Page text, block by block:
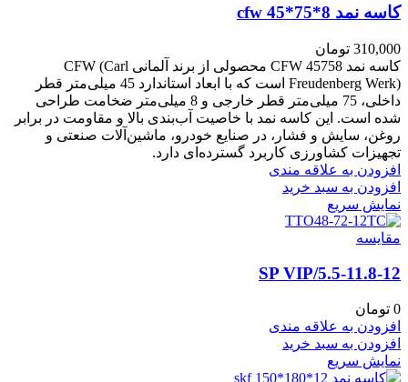
کاسه نمد cfw 45*75*8
310,000 تومان
کاسه نمد CFW 45758 محصولی از برند آلمانی CFW (Carl
Freudenberg Werk) است که با ابعاد استاندارد 45 میلی‌متر قطر
داخلی، 75 میلی‌متر قطر خارجی و 8 میلی‌متر ضخامت طراحی
شده است. این کاسه نمد با خاصیت آب‌بندی بالا و مقاومت در برابر
روغن، سایش و فشار، در صنایع خودرو، ماشین‌آلات صنعتی و
تجهیزات کشاورزی کاربرد گسترده‌ای دارد.
افزودن به علاقه مندی
افزودن به سبد خرید
نمایش سریع
مقايسه
5.5-11.8-12/SP VIP
0 تومان
افزودن به علاقه مندی
افزودن به سبد خرید
نمایش سریع